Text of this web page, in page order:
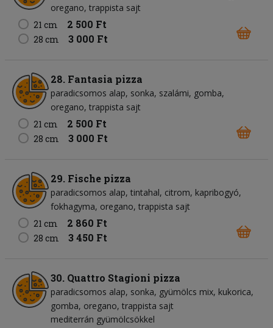
oregano trappista sajt
21 cm
2 500 Ft
28 cm 3 000 Ft
28. Fantasia pizza
paradicsomos alap sonka szalámi gomba
oregano trappista sajt
21 cm
2 500 Ft
28 cm 3 000 Ft
29. Fische pizza
paradicsomos alap tintahal citrom kapribogyó
fokhagyma oregano trappista sajt
21 cm
2 860 Ft
28 cm 3 450 Ft
30. Quattro Stagioni pizza
paradicsomos alap sonka gyümölcs mix kukorica
gomba oregano trappista sajt
mediterrán gyümölcsökkel